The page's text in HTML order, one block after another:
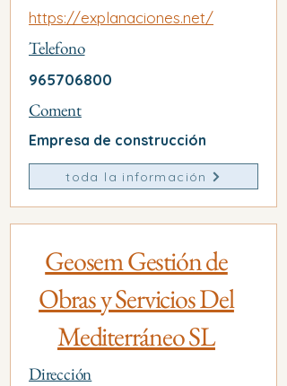
https://explanaciones.net/
Telefono
965706800
Coment
Empresa de construcción
toda la información
Geosem Gestión de
Obras y Servicios Del
Mediterráneo SL
Dirección